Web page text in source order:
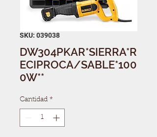
SKU: 039038
DW304PKAR*SIERRA*R
ECIPROCA/SABLE*100
0W**
Cantidad *